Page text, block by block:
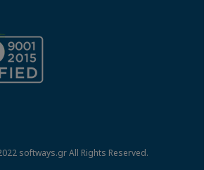
softways.gr All Rights Reserved.